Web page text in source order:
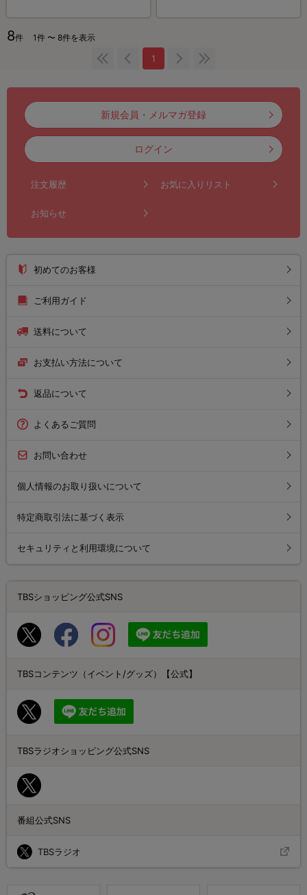
8件 1件 〜 8件を表示
1
新規会員・メルマガ登録
ログイン
注文履歴 お気に入りリスト
お知らせ
初めてのお客様
ご利用ガイド
送料について
お支払い方法について
返品について
よくあるご質問
お問い合わせ
個人情報のお取り扱いについて
特定商取引法に基づく表示
セキュリティと利用環境について
TBSショッピング公式SNS
TBSコンテンツ（イベント/グッズ）【公式】
TBSラジオショッピング公式SNS
番組公式SNS
TBSラジオ